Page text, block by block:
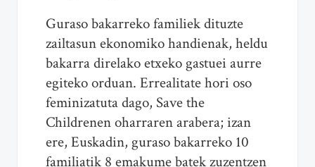
Guraso bakarreko familiek dituzte
zailtasun ekonomiko handienak, heldu
bakarra direlako etxeko gastuei aurre
egiteko orduan. Errealitate hori oso
feminizatuta dago, Save the
Childrenen oharraren arabera; izan
ere, Euskadin, guraso bakarreko 10
familiatik 8 emakume batek zuzentzen